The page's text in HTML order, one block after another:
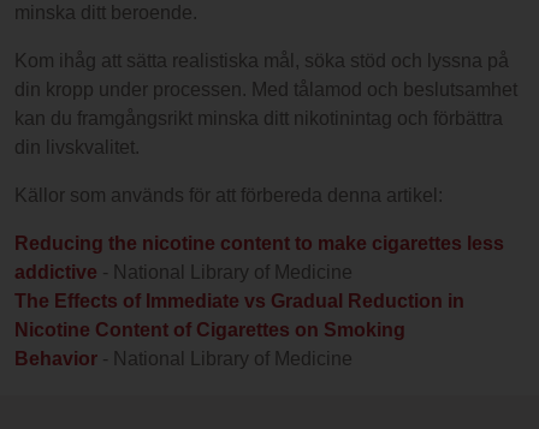
minska ditt beroende.
Kom ihåg att sätta realistiska mål, söka stöd och lyssna på
din kropp under processen. Med tålamod och beslutsamhet
kan du framgångsrikt minska ditt nikotinintag och förbättra
din livskvalitet.
Källor som används för att förbereda denna artikel:
Reducing the nicotine content to make cigarettes less
addictive - National Library of Medicine
The Effects of Immediate vs Gradual Reduction in
Nicotine Content of Cigarettes on Smoking
Behavior - National Library of Medicine